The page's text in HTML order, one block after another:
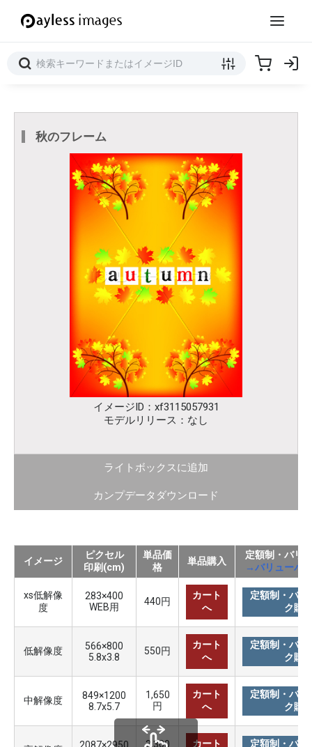
秋のフレーム
イメージID：xf3115057931
モデルリリース：なし
ライトボックスに追加
カンプデータダウンロード
イメージ
ピクセル
印刷(cm)
単品価
格
単品購入
定額制・バリ
→バリューパ
xs低解像
度
283×400
WEB用
440円
カート
へ
定額制・バリ
ク購
低解像度
566×800
5.8x3.8
550円
カート
へ
定額制・バリ
ク購
中解像度
849×1200
8.7x5.7
1,650
円
カート
へ
定額制・バリ
ク購
2087×2950
3,300
カート
定額制・バリ